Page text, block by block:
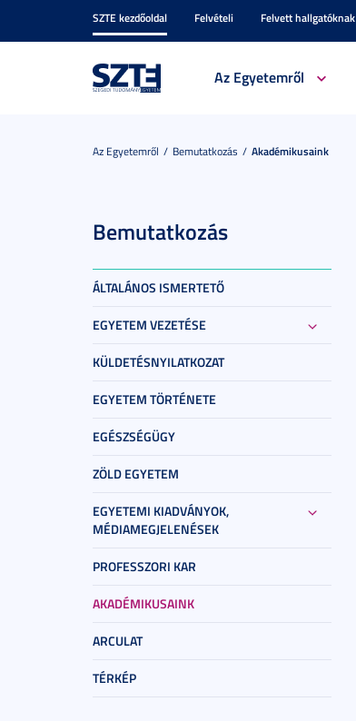
SZTE kezdőoldal Felvételi Felvett hallgatóknak
Az Egyetemről
Az Egyetemről Bemutatkozás Akadémikusaink
Bemutatkozás
ÁLTALÁNOS ISMERTETŐ
EGYETEM VEZETÉSE
KÜLDETÉSNYILATKOZAT
EGYETEM TÖRTÉNETE
EGÉSZSÉGÜGY
ZÖLD EGYETEM
EGYETEMI KIADVÁNYOK,
MÉDIAMEGJELENÉSEK
PROFESSZORI KAR
AKADÉMIKUSAINK
ARCULAT
TÉRKÉP